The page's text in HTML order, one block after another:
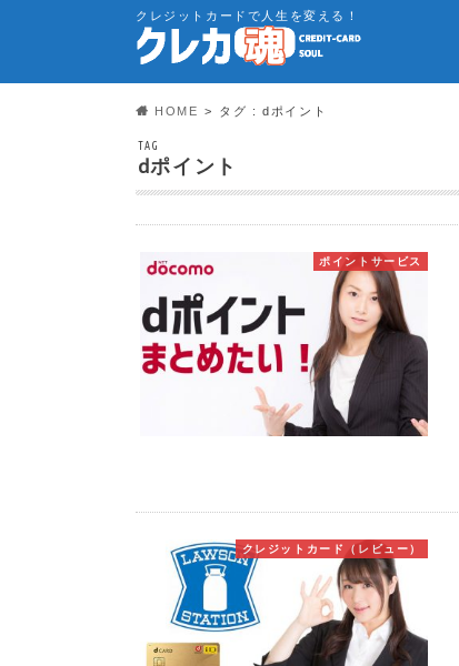
クレジットカードで人生を変える！
HOME タグ : dポイント
TAG
dポイント
ポイントサービス
クレジットカード（レビュー）